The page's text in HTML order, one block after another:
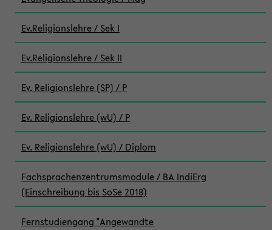
Ev.Religionslehre / Sek I
Ev.Religionslehre / Sek II
Ev. Religionslehre (SP) / P
Ev. Religionslehre (wU) / P
Ev. Religionslehre (wU) / Diplom
Fachsprachenzentrumsmodule / BA IndiErg
(Einschreibung bis SoSe 2018)
Fernstudiengang "Angewandte